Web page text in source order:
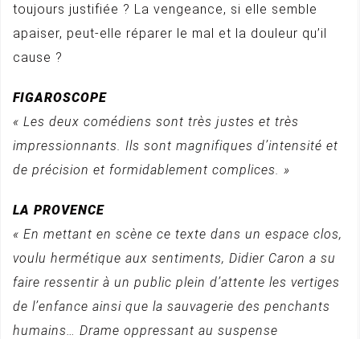
toujours justifiée ? La vengeance, si elle semble
apaiser, peut-elle réparer le mal et la douleur qu’il
cause ?
FIGAROSCOPE
« Les deux comédiens sont très justes et très
impressionnants. Ils sont magnifiques d’intensité et
de précision et formidablement complices. »
LA PROVENCE
« En mettant en scène ce texte dans un espace clos,
voulu hermétique aux sentiments, Didier Caron a su
faire ressentir à un public plein d’attente les vertiges
de l’enfance ainsi que la sauvagerie des penchants
humains… Drame oppressant au suspense